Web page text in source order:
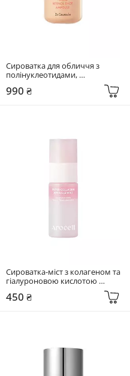
Сироватка для обличчя з
полінуклеотидами,
ретинолом та спікулами Dr.
Ceuracle 30 мл PDRN & Retinol
990 ₴
Сироватка-міст з колагеном та
гіалуроновою кислотою
Arocell 30 мл Collagen Ampoule
Mist
450 ₴